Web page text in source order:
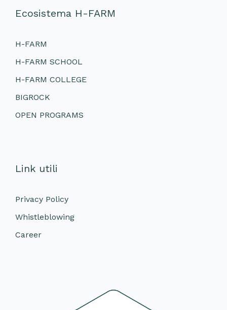
Ecosistema H-FARM
H-FARM
H-FARM SCHOOL
H-FARM COLLEGE
BIGROCK
OPEN PROGRAMS
Link utili
Privacy Policy
Whistleblowing
Career